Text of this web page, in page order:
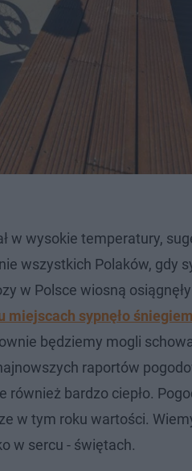
w wysokie temperatury,
wszystkich Polaków, gdy
w Polsce wiosną
miejscach sypnęło śniegiem
będziemy mogli
raportów
również bardzo ciepło.
w tym roku wartości.
w sercu - świętach.